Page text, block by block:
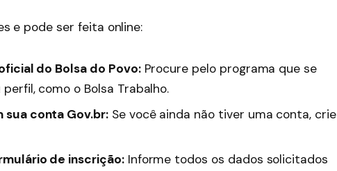
e pode ser feita online:
do Bolsa do Povo:Procure pelo programa que se
como o Bolsa Trabalho.
sua conta Gov.br:Se você ainda não tiver uma conta, crie
de inscrição:Informe todos os dados solicitados